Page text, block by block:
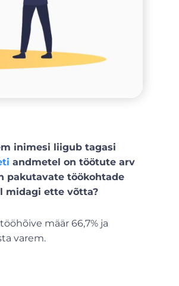
inimesi liigub tagasi
andmetel on töötute arv
pakutavate töökohtade
midagi ette võtta?
määr 66,7% ja
varem.